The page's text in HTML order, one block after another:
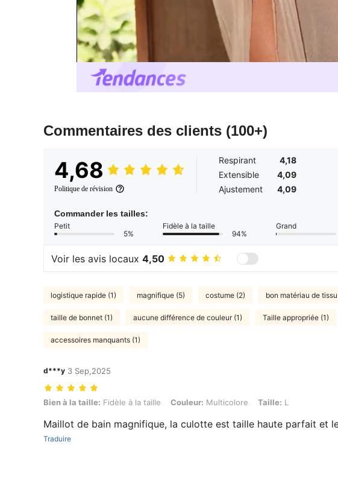
Commentaires des clients (100+)
4,68
Politique de révision
Respirant
4,18
Extensible
4,09
Ajustement
4,09
Commander les tailles:
Petit
5%
Fidèle à la taille
94%
Grand
Voir les avis locaux 4,50
logistique rapide (1) magnifique (5) costume (2) bon matériau de
taille de bonnet (1) aucune différence de couleur (1) Taille appropriée (1)
accessoires manquants (1)
d***y 3 Sep,2025
Bien à la taille: Fidèle à la taille, Couleur: Multicolore, Taille: L
Bien à la taille: Fidèle à la taille Couleur: Multicolore Taille: L
Maillot de bain magnifique, la culotte est taille haute parfait et
Traduire